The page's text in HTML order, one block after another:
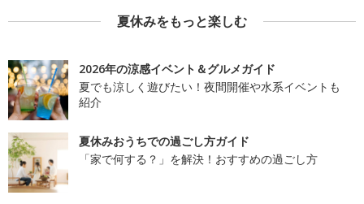
夏休みをもっと楽しむ
2026年の涼感イベント＆グルメガイド
夏でも涼しく遊びたい！夜間開催や水系イベントも
紹介
夏休みおうちでの過ごし方ガイド
「家で何する？」を解決！おすすめの過ごし方